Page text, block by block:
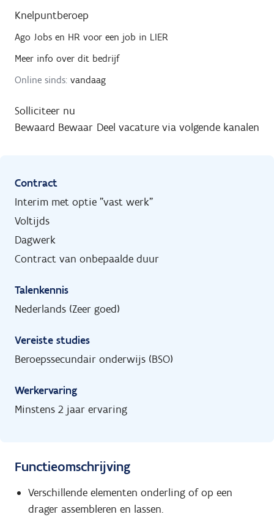
Knelpuntberoep
Ago Jobs en HR voor een job in LIER
Meer info over dit bedrijf
Online sinds: vandaag
Solliciteer nu
Bewaard Bewaar Deel vacature via volgende kanalen
Contract
Interim met optie "vast werk"
Voltijds
Dagwerk
Contract van onbepaalde duur
Talenkennis
Nederlands (Zeer goed)
Vereiste studies
Beroepssecundair onderwijs (BSO)
Werkervaring
Minstens 2 jaar ervaring
Functieomschrijving
Verschillende elementen onderling of op een
drager assembleren en lassen.